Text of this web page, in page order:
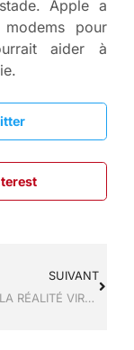
Apple a
modems pour
aider à
SUIVANT
COMMENT LA RÉALITÉ VIRTUELLE EST–ELLE SORTIE DE L’UNIVERS DU GAMING?